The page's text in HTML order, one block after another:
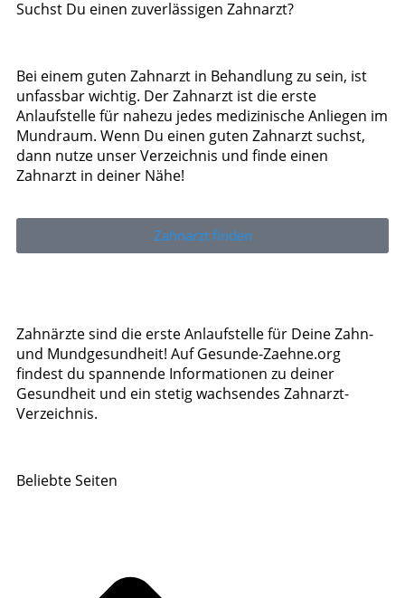
Suchst Du einen zuverlässigen Zahnarzt?
Bei einem guten Zahnarzt in Behandlung zu sein, ist
unfassbar wichtig. Der Zahnarzt ist die erste
Anlaufstelle für nahezu jedes medizinische Anliegen im
Mundraum. Wenn Du einen guten Zahnarzt suchst,
dann nutze unser Verzeichnis und finde einen
Zahnarzt in deiner Nähe!
Zahnarzt finden
Zahnärzte sind die erste Anlaufstelle für Deine Zahn-
und Mundgesundheit! Auf Gesunde-Zaehne.org
findest du spannende Informationen zu deiner
Gesundheit und ein stetig wachsendes Zahnarzt-
Verzeichnis.
Beliebte Seiten